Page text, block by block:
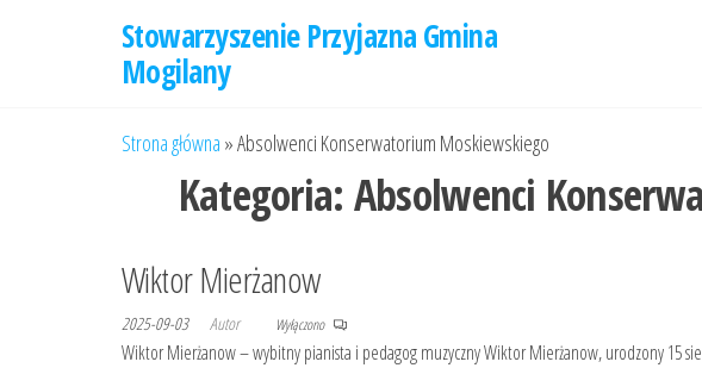
Stowarzyszenie Przyjazna Gmina
Mogilany
Strona główna »Absolwenci Konserwatorium Moskiewskiego
Kategoria: Absolwenci
Wiktor Mierżanow
2025-09-03 Autor Wyłączono
Wiktor Mierżanow – wybitny pianista i pedagog muzyczny Wiktor Mierżanow, urodzony 15